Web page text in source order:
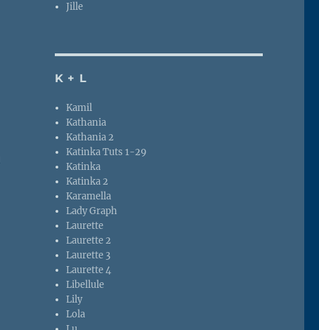
Jille
K + L
Kamil
Kathania
Kathania 2
Katinka Tuts 1-29
Katinka
Katinka 2
Karamella
Lady Graph
Laurette
Laurette 2
Laurette 3
Laurette 4
Libellule
Lily
Lola